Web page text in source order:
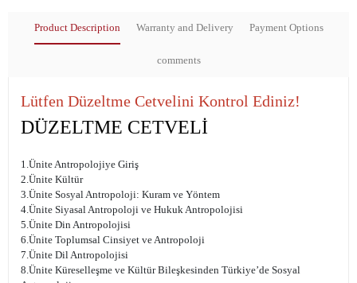
Product Description Warranty and Delivery Payment Options
comments
Lütfen Düzeltme Cetvelini Kontrol Ediniz!
DÜZELTME CETVELİ
1.Ünite Antropolojiye Giriş
2.Ünite Kültür
3.Ünite Sosyal Antropoloji: Kuram ve Yöntem
4.Ünite Siyasal Antropoloji ve Hukuk Antropolojisi
5.Ünite Din Antropolojisi
6.Ünite Toplumsal Cinsiyet ve Antropoloji
7.Ünite Dil Antropolojisi
8.Ünite Küreselleşme ve Kültür Bileşkesinden Türkiye’de Sosyal